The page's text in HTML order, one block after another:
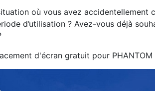
où vous avez accidentellement
d’utilisation ? Avez-vous déjà
d'écran gratuit pour